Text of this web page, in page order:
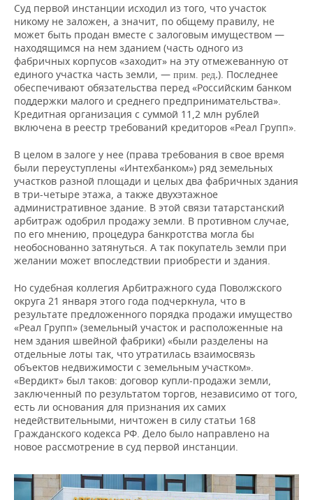
Суд первой инстанции исходил из того, что участок
никому не заложен, а значит, по общему правилу, не
может быть продан вместе с залоговым имуществом —
находящимся на нем зданием (часть одного из
фабричных корпусов «заходит» на эту отмежеванную от
единого участка часть земли, — прим. ред.). Последнее
обеспечивают обязательства перед «Российским банком
поддержки малого и среднего предпринимательства».
Кредитная организация с суммой 11,2 млн рублей
включена в реестр требований кредиторов «Реал Групп».
В целом в залоге у нее (права требования в свое время
были переуступлены «Интехбанком») ряд земельных
участков разной площади и целых два фабричных здания
в три-четыре этажа, а также двухэтажное
административное здание. В этой связи татарстанский
арбитраж одобрил продажу земли. В противном случае,
по его мнению, процедура банкротства могла бы
необоснованно затянуться. А так покупатель земли при
желании может впоследствии приобрести и здания.
Но судебная коллегия Арбитражного суда Поволжского
округа 21 января этого года подчеркнула, что в
результате предложенного порядка продажи имущество
«Реал Групп» (земельный участок и расположенные на
нем здания швейной фабрики) «были разделены на
отдельные лоты так, что утратилась взаимосвязь
объектов недвижимости с земельным участком».
«Вердикт» был таков: договор купли-продажи земли,
заключенный по результатом торгов, независимо от того,
есть ли основания для признания их самих
недействительными, ничтожен в силу статьи 168
Гражданского кодекса РФ. Дело было направлено на
новое рассмотрение в суд первой инстанции.